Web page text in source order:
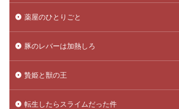
薬屋のひとりごと
豚のレバーは加熱しろ
贄姫と獣の王
転生したらスライムだった件